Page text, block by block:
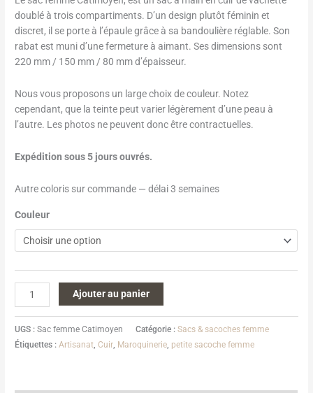
client
doublé à trois compartiments. D’un design plutôt féminin et
discret, il se porte à l’épaule grâce à sa bandoulière réglable. Son
rabat est muni d’une fermeture à aimant. Ses dimensions sont
220 mm / 150 mm / 80 mm d’épaisseur.
Nous vous proposons un large choix de couleur. Notez
cependant, que la teinte peut varier légèrement d’une peau à
l’autre. Les photos ne peuvent donc être contractuelles.
Expédition sous 5 jours ouvrés.
Autre coloris sur commande — délai 3 semaines
Couleur
Ajouter au panier
UGS :Sac femme Catimoyen Catégorie :Sacs & sacoches femme
Étiquettes :Artisanat ,Cuir Maroquinerie petite sacoche femme